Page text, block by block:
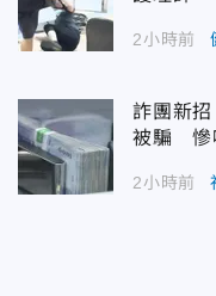
2小時前
詐團新
被騙 慘
2小時前